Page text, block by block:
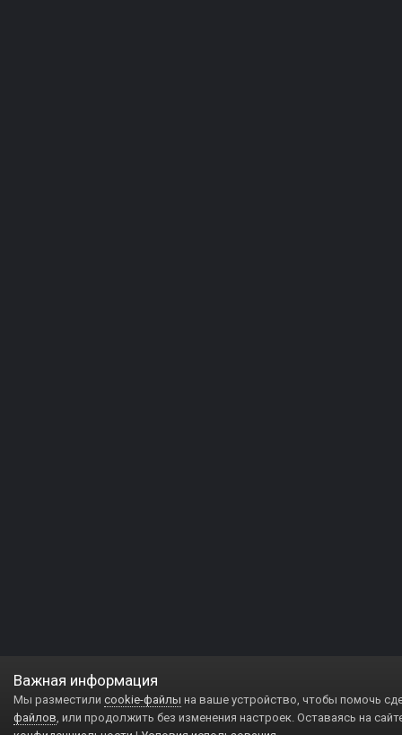
Важная информация
Мы разместили cookie-файлы на ваше устройство, чтобы помочь
файлов, или продолжить без изменения настроек. Оставаясь на